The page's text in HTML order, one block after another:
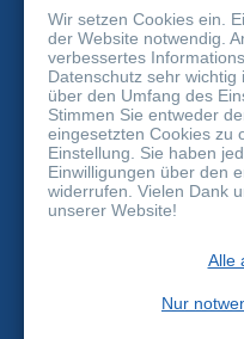
FlexBio Technologie
Otto-Hahn-Strasse 7a
37574 Einbeck
info@flexbio.de
2026 FlexBio
Wir setzen Cookies ein.
der Website notwendig.
verbessertes
Datenschutz sehr
über den Umfang des
Stimmen Sie entweder
eingesetzten Cookies zu
Einstellung. Sie haben
Einwilligungen über den
widerrufen. Vielen Dank
unserer Website!
Alle
Nur